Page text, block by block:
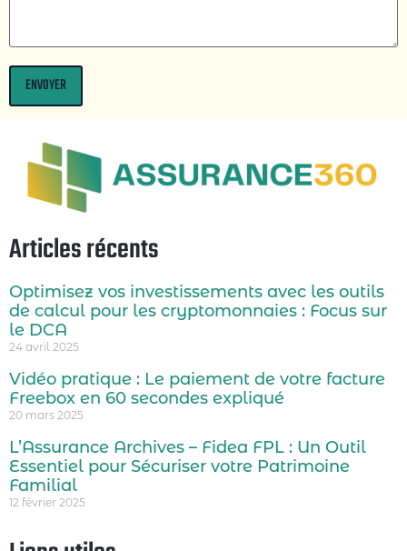
Articles récents
Optimisez vos investissements avec les outils
de calcul pour les cryptomonnaies : Focus sur
le DCA
24 avril 2025
Vidéo pratique : Le paiement de votre facture
Freebox en 60 secondes expliqué
20 mars 2025
L’Assurance Archives – Fidea FPL : Un Outil
Essentiel pour Sécuriser votre Patrimoine
Familial
12 février 2025